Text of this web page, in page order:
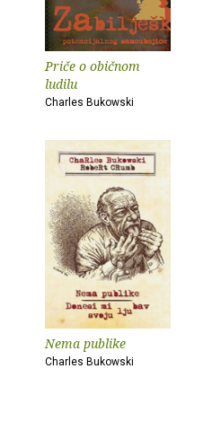
Priče o običnom
ludilu
Charles Bukowski
Nema publike
Charles Bukowski